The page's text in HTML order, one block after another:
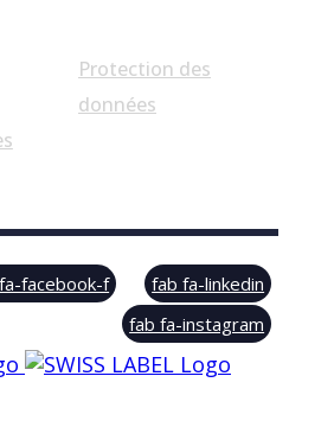
Protection des
données
rights reserved
facebook-f
fab fa-linkedin
fab fa-instagram